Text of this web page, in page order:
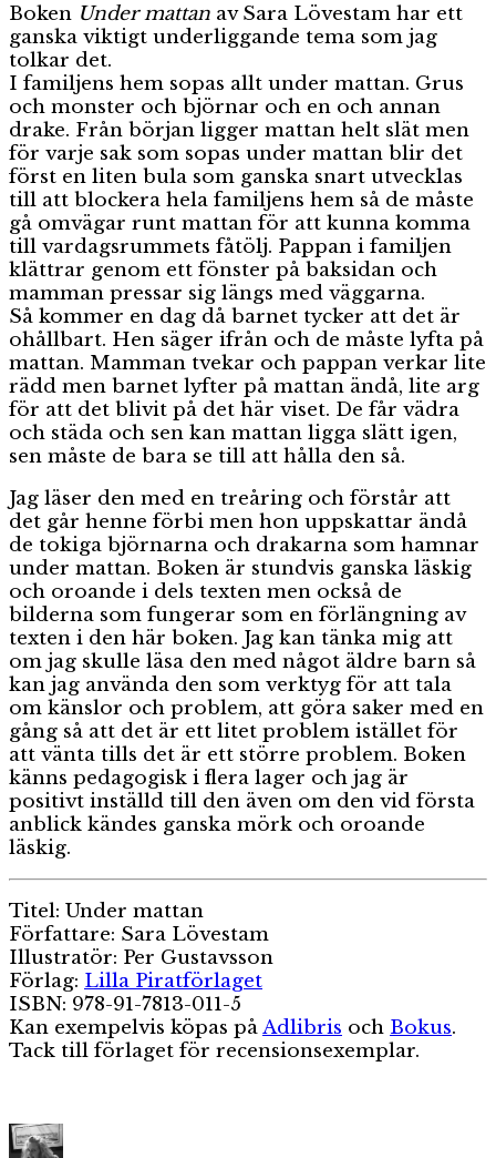
Boken Under mattan av Sara Lövestam har ett
ganska viktigt underliggande tema som jag
tolkar det.
I familjens hem sopas allt under mattan. Grus
och monster och björnar och en och annan
drake. Från början ligger mattan helt slät men
för varje sak som sopas under mattan blir det
först en liten bula som ganska snart utvecklas
till att blockera hela familjens hem så de måste
gå omvägar runt mattan för att kunna komma
till vardagsrummets fåtölj. Pappan i familjen
klättrar genom ett fönster på baksidan och
mamman pressar sig längs med väggarna.
Så kommer en dag då barnet tycker att det är
ohållbart. Hen säger ifrån och de måste lyfta på
mattan. Mamman tvekar och pappan verkar lite
rädd men barnet lyfter på mattan ändå, lite arg
för att det blivit på det här viset. De får vädra
och städa och sen kan mattan ligga slätt igen,
sen måste de bara se till att hålla den så.
Jag läser den med en treåring och förstår att
det går henne förbi men hon uppskattar ändå
de tokiga björnarna och drakarna som hamnar
under mattan. Boken är stundvis ganska läskig
och oroande i dels texten men också de
bilderna som fungerar som en förlängning av
texten i den här boken. Jag kan tänka mig att
om jag skulle läsa den med något äldre barn så
kan jag använda den som verktyg för att tala
om känslor och problem, att göra saker med en
gång så att det är ett litet problem istället för
att vänta tills det är ett större problem. Boken
känns pedagogisk i flera lager och jag är
positivt inställd till den även om den vid första
anblick kändes ganska mörk och oroande
läskig.
Titel: Under mattan
Författare: Sara Lövestam
Illustratör: Per Gustavsson
Förlag: Lilla Piratförlaget
ISBN: 978-91-7813-011-5
Kan exempelvis köpas påAdlibris och Bokus.
Tack till förlaget för recensionsexemplar.
Författare